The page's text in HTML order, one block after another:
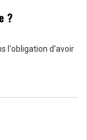
?
l'obligation d'avoir